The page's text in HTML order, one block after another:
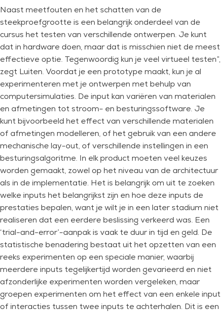
Naast meetfouten en het schatten van de
steekproefgrootte is een belangrijk onderdeel van de
cursus het testen van verschillende ontwerpen. Je kunt
dat in hardware doen, maar dat is misschien niet de meest
effectieve optie. Tegenwoordig kun je veel virtueel testen”,
zegt Luiten. Voordat je een prototype maakt, kun je al
experimenteren met je ontwerpen met behulp van
computersimulaties. De input kan variëren van materialen
en afmetingen tot stroom- en besturingssoftware. Je
kunt bijvoorbeeld het effect van verschillende materialen
of afmetingen modelleren, of het gebruik van een andere
mechanische lay-out, of verschillende instellingen in een
besturingsalgoritme. In elk product moeten veel keuzes
worden gemaakt, zowel op het niveau van de architectuur
als in de implementatie. Het is belangrijk om uit te zoeken
welke inputs het belangrijkst zijn en hoe deze inputs de
prestaties bepalen, want je wilt je in een later stadium niet
realiseren dat een eerdere beslissing verkeerd was. Een
‘trial-and-error’-aanpak is vaak te duur in tijd en geld. De
statistische benadering bestaat uit het opzetten van een
reeks experimenten op een speciale manier, waarbij
meerdere inputs tegelijkertijd worden gevarieerd en niet
afzonderlijke experimenten worden vergeleken, maar
groepen experimenten om het effect van een enkele input
of interacties tussen twee inputs te achterhalen. Dit is een